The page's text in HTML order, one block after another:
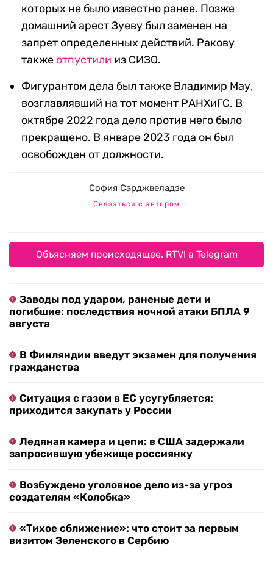
которых не было известно ранее. Позже
домашний арест Зуеву был заменен на
запрет определенных действий. Ракову
также отпустили из СИЗО.
Фигурантом дела был также Владимир Мау,
возглавлявший на тот момент РАНХиГС. В
октябре 2022 года дело против него было
прекращено. В январе 2023 года он был
освобожден от должности.
София Сарджвеладзе
Связаться с автором
Объясняем происходящее. RTVI в Telegram
Заводы под ударом, раненые дети и
погибшие: последствия ночной атаки БПЛА 9
августа
В Финляндии введут экзамен для получения
гражданства
Ситуация с газом в ЕС усугубляется:
приходится закупать у России
Ледяная камера и цепи: в США задержали
запросившую убежище россиянку
Возбуждено уголовное дело из-за угроз
создателям «Колобка»
«Тихое сближение»: что стоит за первым
визитом Зеленского в Сербию